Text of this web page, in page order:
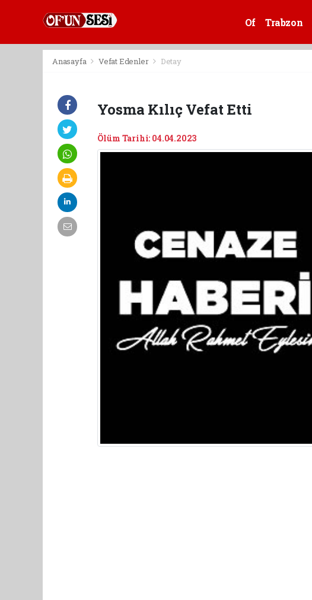
Of Trabzon
Anasayfa Vefat Edenler Detay
Yosma Kılıç Vefat Etti
Ölüm Tarihi: 04.04.2023